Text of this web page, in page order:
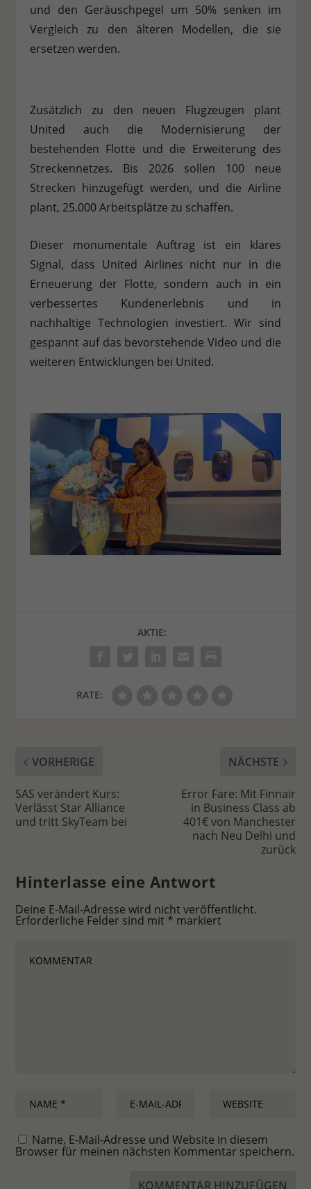
und den Geräuschpegel um 50% senken im
Vergleich zu den älteren Modellen, die sie
ersetzen werden.
Zusätzlich zu den neuen Flugzeugen plant
United auch die Modernisierung der
bestehenden Flotte und die Erweiterung des
Streckennetzes. Bis 2026 sollen 100 neue
Strecken hinzugefügt werden, und die Airline
plant, 25.000 Arbeitsplätze zu schaffen.
Dieser monumentale Auftrag ist ein klares
Signal, dass United Airlines nicht nur in die
Erneuerung der Flotte, sondern auch in ein
verbessertes Kundenerlebnis und in
nachhaltige Technologien investiert. Wir sind
gespannt auf das bevorstehende Video und die
weiteren Entwicklungen bei United.
AKTIE:
RATE:
VORHERIGE
SAS verändert Kurs:
Verlässt Star Alliance
und tritt SkyTeam bei
NÄCHSTE
Error Fare: Mit Finnair
in Business Class ab
401€ von Manchester
nach Neu Delhi und
zurück
Hinterlasse eine Antwort
Deine E-Mail-Adresse wird nicht veröffentlicht.
Erforderliche Felder sind mit * markiert
Name, E-Mail-Adresse und Website in diesem
Browser für meinen nächsten Kommentar speichern.